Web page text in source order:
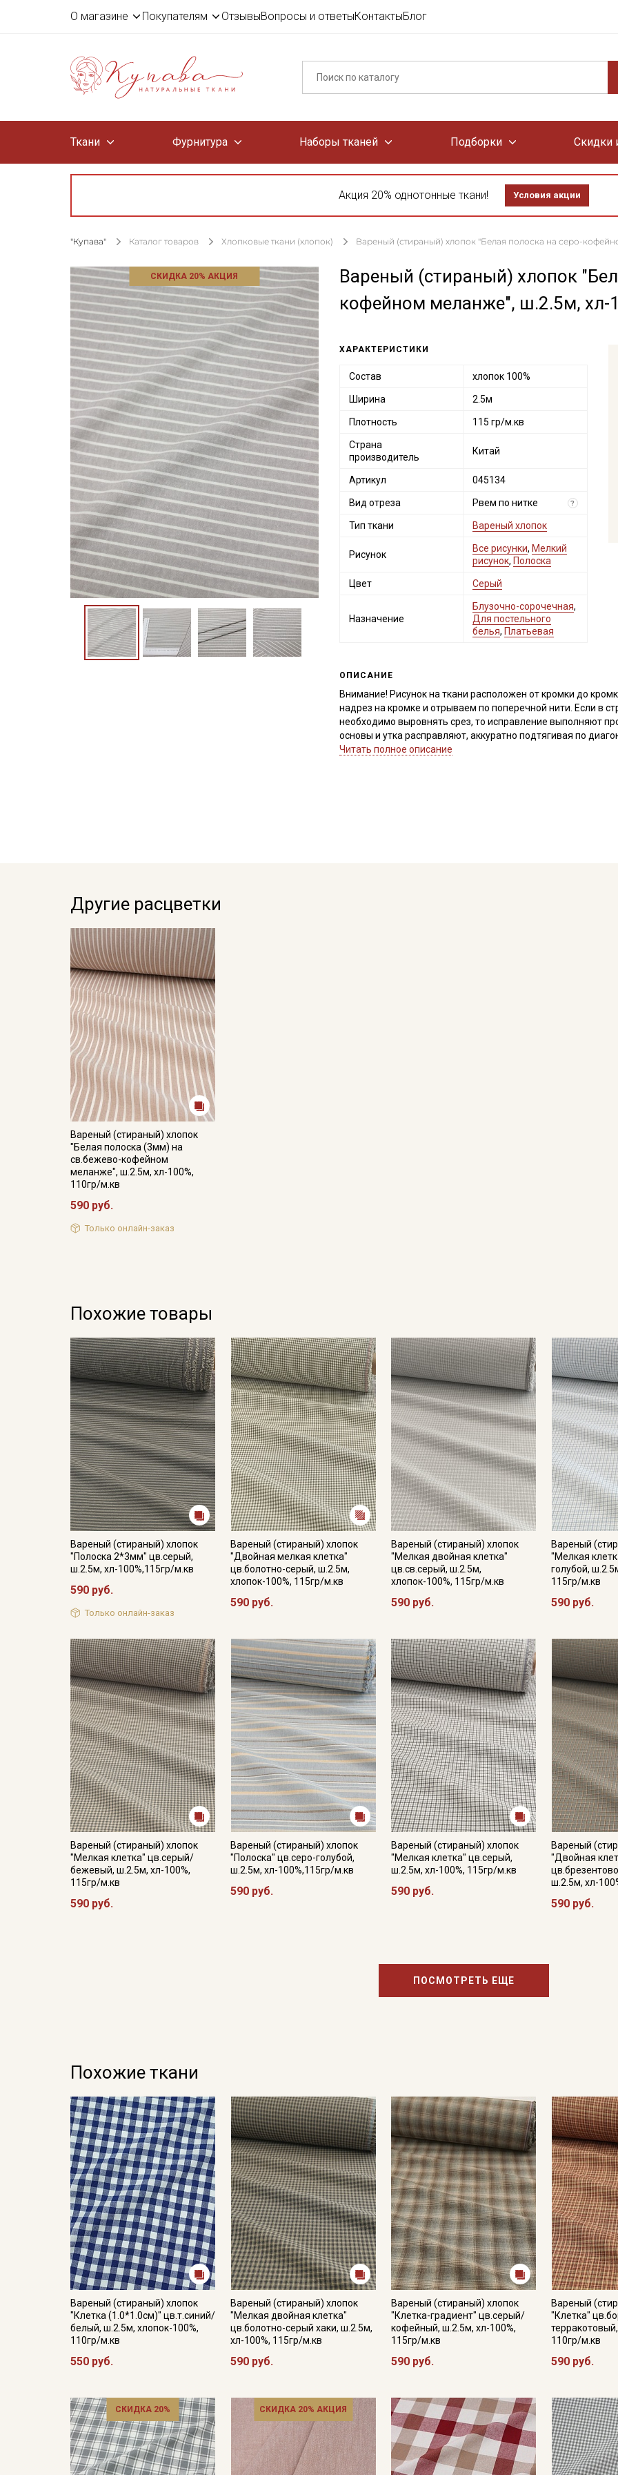
О магазине Покупателям ОтзывыВопросы и ответыКонтактыБлог
Ткани Фурнитура Наборы тканей Подборки Скидки
Акция 20% однотонные ткани! Условия акции
"Купава" Каталог товаров Хлопковые ткани (хлопок) Вареный (стираный) хлопок "Белая полоска на серо-
СКИДКА 20% АКЦИЯ
Вареный (стираный) хлопок
кофейном меланже", ш.2.5м, хл-
ХАРАКТЕРИСТИКИ
Состав хлопок 100%
Ширина 2.5м
Плотность 115 гр/м.кв
Страна
производитель
Китай
Артикул 045134
Вид отреза Рвем по нитке ?
Тип ткани Вареный хлопок
Рисунок
Все рисунки, Мелкий
рисунок, Полоска
Цвет Серый
Назначение
Блузочно-сорочечная,
Для постельного
белья, Платьевая
ОПИСАНИЕ
Внимание! Рисунок на ткани расположен от кромки до
надрез на кромке и отрываем по поперечной нити. Если в
необходимо выровнять срез, то исправление выполняют
основы и утка расправляют, аккуратно подтягивая по
Важно, неровности среза при перекосе нитей, нельзя
Читать полное описание
Другие расцветки
Вареный (стираный) хлопок
"Белая полоска (3мм) на
св.бежево-кофейном
меланже", ш.2.5м, хл-100%,
110гр/м.кв
590 руб.
Только онлайн-заказ
Похожие товары
Вареный (стираный) хлопок
"Полоска 2*3мм" цв.серый,
ш.2.5м, хл-100%,115гр/м.кв
590 руб.
Только онлайн-заказ
Вареный (стираный) хлопок
"Двойная мелкая клетка"
цв.болотно-серый, ш.2.5м,
хлопок-100%, 115гр/м.кв
590 руб.
Вареный (стираный) хлопок
"Мелкая двойная клетка"
цв.св.серый, ш.2.5м,
хлопок-100%, 115гр/м.кв
590 руб.
Вареный
"Мелкая
голубой,
115гр/м.кв
590 руб.
Вареный (стираный) хлопок
"Мелкая клетка" цв.серый/
бежевый, ш.2.5м, хл-100%,
115гр/м.кв
590 руб.
Вареный (стираный) хлопок
"Полоска" цв.серо-голубой,
ш.2.5м, хл-100%,115гр/м.кв
590 руб.
Вареный (стираный) хлопок
"Мелкая клетка" цв.серый,
ш.2.5м, хл-100%, 115гр/м.кв
590 руб.
Вареный
"Двойная
ш.2.5м, хл-
590 руб.
ПОСМОТРЕТЬ ЕЩЕ
Похожие ткани
Вареный (стираный) хлопок
"Клетка (1.0*1.0см)" цв.т.синий/
белый, ш.2.5м, хлопок-100%,
110гр/м.кв
550 руб.
Вареный (стираный) хлопок
"Мелкая двойная клетка"
цв.болотно-серый хаки, ш.2.5м,
хл-100%, 115гр/м.кв
590 руб.
Вареный (стираный) хлопок
"Клетка-градиент" цв.серый/
кофейный, ш.2.5м, хл-100%,
115гр/м.кв
590 руб.
Вареный
"Клетка"
110гр/м.кв
590 руб.
СКИДКА 20% СКИДКА 20% АКЦИЯ
Секретная рассылка от
Купава
Мы публикуем здесь дополнительные
промокоды и скидки до 30% на узкие
категории тканей
Электронная почта
Подписаться
данных
и даюСогласие на обработку персональных
данных
ДаюСогласие на получение рекламных и
информационных рассылок